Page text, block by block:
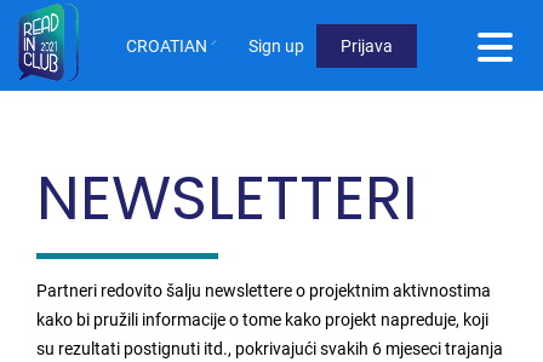
Skoči
glavni
sadržaj
CROATIAN
User
Not
logged
Sign up Prijava
NEWSLETTERI
Partneri redovito šalju newslettere o projektnim aktivnostima
kako bi pružili informacije o tome kako projekt napreduje, koji
su rezultati postignuti itd., pokrivajući svakih 6 mjeseci trajanja